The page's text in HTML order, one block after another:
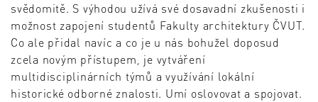
svědomitě. S výhodou užívá své dosavadní zkušenosti i
možnost zapojení studentů Fakulty architektury ČVUT.
Co ale přidal navíc a co je u nás bohužel doposud
zcela novým přístupem, je vytváření
multidisciplinárních týmů a využívání lokální
historické odborné znalosti. Umí oslovovat a spojovat.